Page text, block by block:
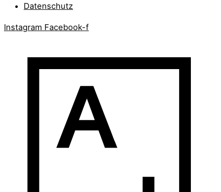
Datenschutz
Instagram Facebook-f